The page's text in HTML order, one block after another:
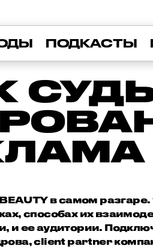
ПОДКАСТЫ
в самом
способах их
и ее аудитории.
client partner